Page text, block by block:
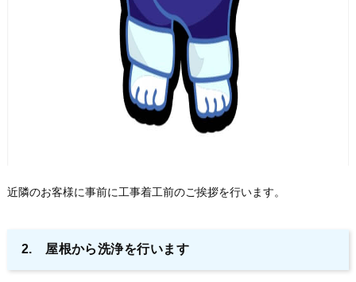
近隣のお客様に事前に工事着工前のご挨拶を行います。
2. 屋根から洗浄を行います